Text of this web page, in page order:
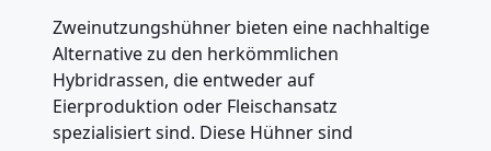
Zweinutzungshühner bieten eine nachhaltige
Alternative zu den herkömmlichen
Hybridrassen, die entweder auf
Eierproduktion oder Fleischansatz
spezialisiert sind. Diese Hühner sind